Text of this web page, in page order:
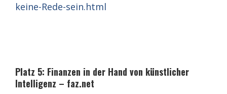
keine-Rede-sein.html
Platz 5: Finanzen in der Hand von künstlicher
Intelligenz – faz.net